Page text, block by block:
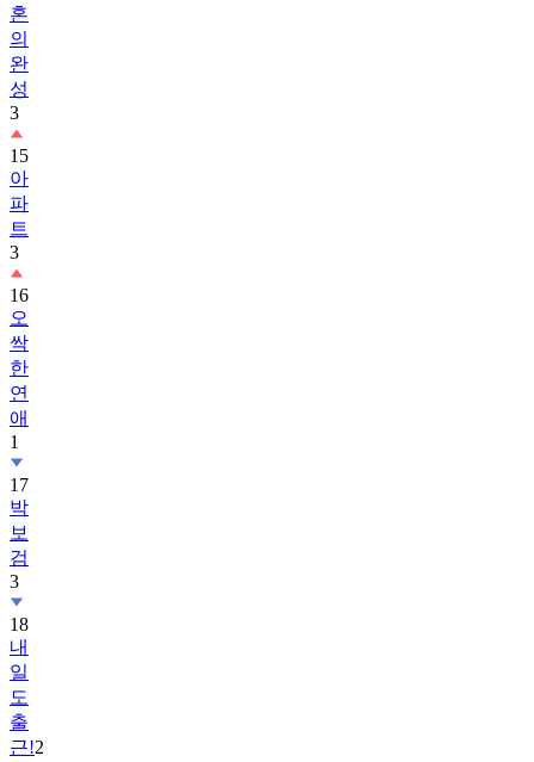
혼
의
완
성
3
15
아
파
트
3
16
오
싹
한
연
애
1
17
박
보
검
3
18
내
일
도
출
근!2